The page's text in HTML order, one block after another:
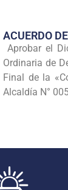
ACUERDO
Aprobar el
Ordinaria de
Final de la
Alcaldía N°